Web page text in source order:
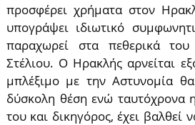
προσφέρει χρήματα στον
υπογράψει ιδιωτικό
παραχωρεί στα πεθερικά
Στέλιου. Ο Ηρακλής αρνείται
μπλέξιμο με την Αστυνομία
δύσκολη θέση ενώ ταυτόχρονα
του και δικηγόρος, έχει βαλθεί